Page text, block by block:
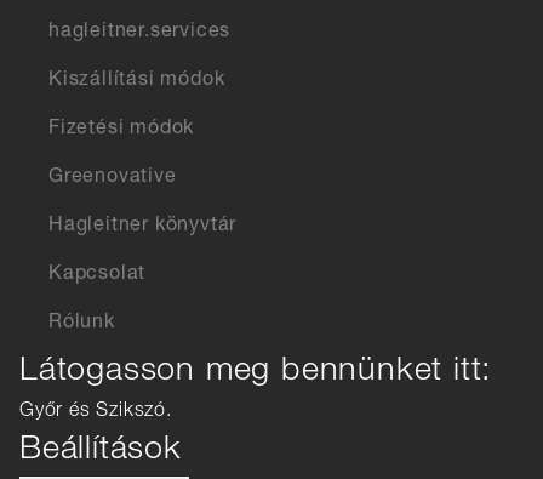
hagleitner.services
Kiszállítási módok
Fizetési módok
Greenovative
Hagleitner könyvtár
Kapcsolat
Rólunk
Látogasson meg bennünket itt:
Győr és Szikszó.
Beállítások